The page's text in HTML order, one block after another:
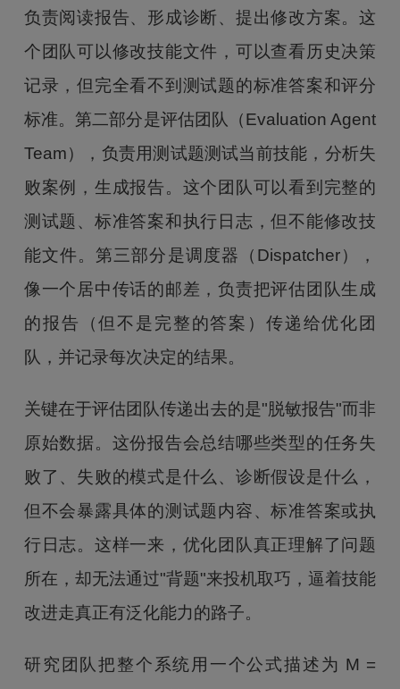
负责阅读报告、形成诊断、提出修改方案。这
个团队可以修改技能文件，可以查看历史决策
记录，但完全看不到测试题的标准答案和评分
标准。第二部分是评估团队（Evaluation Agent
Team），负责用测试题测试当前技能，分析失
败案例，生成报告。这个团队可以看到完整的
测试题、标准答案和执行日志，但不能修改技
能文件。第三部分是调度器（Dispatcher），
像一个居中传话的邮差，负责把评估团队生成
的报告（但不是完整的答案）传递给优化团
队，并记录每次决定的结果。
关键在于评估团队传递出去的是"脱敏报告"而非
原始数据。这份报告会总结哪些类型的任务失
败了、失败的模式是什么、诊断假设是什么，
但不会暴露具体的测试题内容、标准答案或执
行日志。这样一来，优化团队真正理解了问题
所在，却无法通过"背题"来投机取巧，逼着技能
改进走真正有泛化能力的路子。
研究团队把整个系统用一个公式描述为 M =